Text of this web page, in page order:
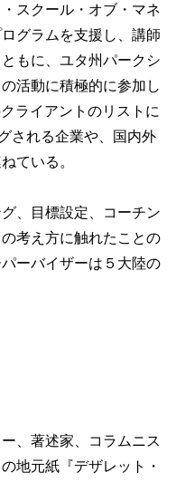
スクール・オブ・マネ
グラムを支援し、講師
もに、ユタ州パークシ
活動に積極的に参加し
ライアントのリストに
される企業や、国内外
ている。
、目標設定、コーチン
考え方に触れたことの
ーバイザーは５大陸の
、著述家、コラムニス
地元紙『デザレット・